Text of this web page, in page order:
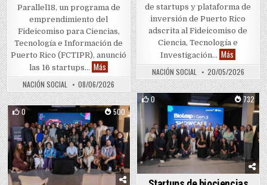
Parallel18, un programa de
emprendimiento del
Fideicomiso para Ciencias,
Tecnología e Información de
Puerto Rico (FCTIPR), anunció
las 16 startups… Más Puerto Rico recibe emprendedores de nueve países
NACIÓN SOCIAL 08/06/2026
de startups y plataforma de
inversión de Puerto Rico
adscrita al Fideicomiso de
Ciencia, Tecnología e
Investigación… Más
NACIÓN SOCIAL 20/05/2026
0 732
Posted in
0 500
Posted in